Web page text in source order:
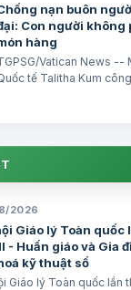
nạn buôn
Con người không
hàng
Vatican News --
tế Talitha Kum
trực tuyến và các trò
đã trở thành nhữ…
2026
Giáo lý Toàn quốc
- Huấn giáo và Gia
kỹ thuật số
Giáo lý Toàn quốc lần